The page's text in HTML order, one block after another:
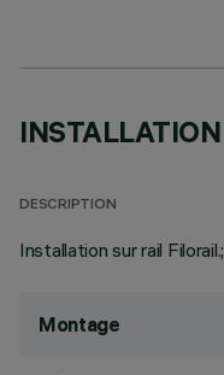
INSTALLATION
DESCRIPTION
Installation sur rail Filorail.;
Montage